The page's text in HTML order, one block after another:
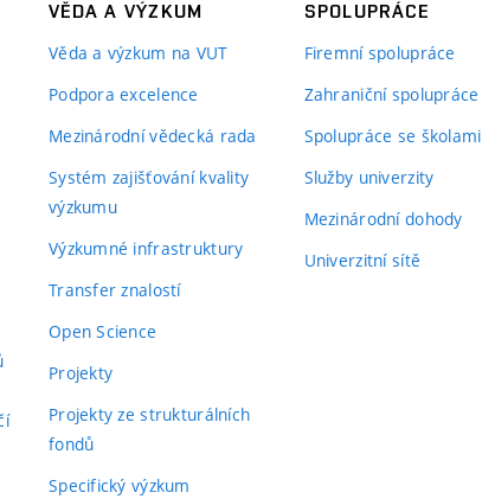
VĚDA A VÝZKUM
Věda a výzkum na VUT
Podpora excelence
Mezinárodní vědecká rada
Systém zajišťování kvality
výzkumu
Výzkumné infrastruktury
Transfer znalostí
Open Science
Projekty
Projekty ze strukturálních
fondů
Specifický výzkum
SPOLUPRÁCE
Firemní spolupráce
Zahraniční spolupráce
Spolupráce se školami
Služby univerzity
Mezinárodní dohody
Univerzitní sítě